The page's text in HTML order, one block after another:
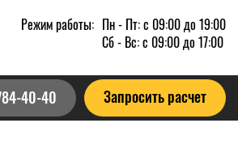
Режим работы: Пн - Пт: с 09:00 до 19:00
Сб - Вс: с 09:00 до 17:00
40-40 Запросить расчет